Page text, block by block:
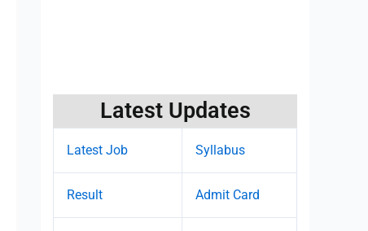
Latest Updates
Latest Job Syllabus
Result Admit Card